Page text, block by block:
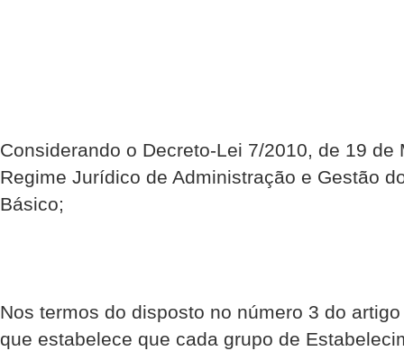
Considerando o Decreto-Lei 7/2010, de 19 de
Regime Jurídico de Administração e Gestão
Básico;
Nos termos do disposto no número 3 do
que estabelece que cada grupo de